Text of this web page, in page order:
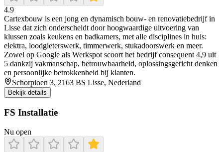
4.9
Cartexbouw is een jong en dynamisch bouw- en renovatiebedrijf in
Lisse dat zich onderscheidt door hoogwaardige uitvoering van
klussen zoals keukens en badkamers, met alle disciplines in huis:
elektra, loodgieterswerk, timmerwerk, stukadoorswerk en meer.
Zowel op Google als Werkspot scoort het bedrijf consequent 4,9 uit
5 dankzij vakmanschap, betrouwbaarheid, oplossingsgericht denken
en persoonlijke betrokkenheid bij klanten.
Schorpioen 3, 2163 BS Lisse, Nederland
Bekijk details
FS Installatie
Nu open